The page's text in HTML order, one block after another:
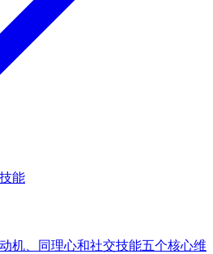
能
机、同理心和社交技能五个核心维